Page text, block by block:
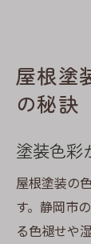
屋根塗
の秘訣
塗装色彩
屋根塗装の
す。静岡市
る色褪せや